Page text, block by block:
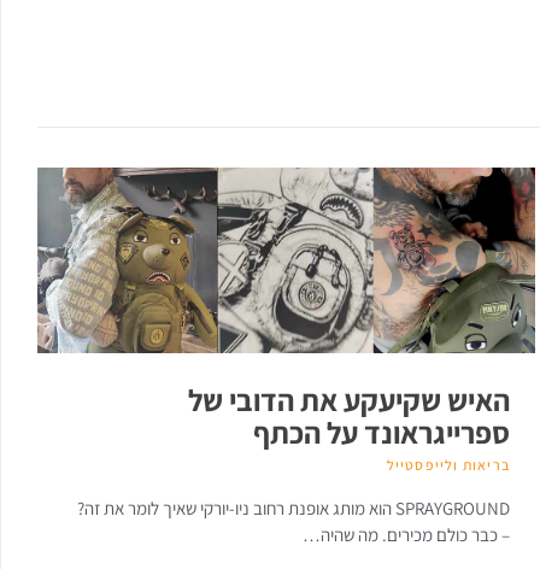
האיש שקיעקע את הדובי של
ספרייגראונד על הכתף
בריאות ולייפסטייל
SPRAYGROUND הוא מותג אופנת רחוב ניו-יורקי שאיך לומר את זה?
– כבר כולם מכירים. מה שהיה…